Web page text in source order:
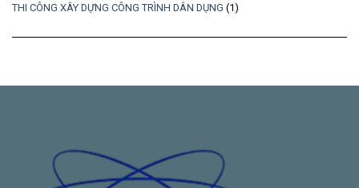
THI CÔNG XÂY DỰNG CÔNG TRÌNH DÂN DỤNG (1)